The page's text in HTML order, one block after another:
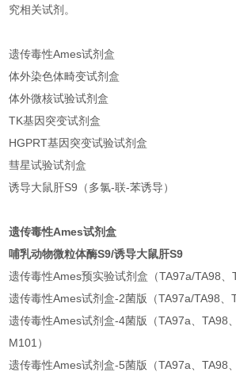
究相关试剂。
遗传毒性Ames试剂盒
体外染色体畸变试剂盒
体外微核试验试剂盒
TK基因突变试剂盒
HGPRT基因突变试验试剂盒
彗星试验试剂盒
诱导大鼠肝S9（多氯-联-苯诱导）
遗传毒性Ames试剂盒
哺乳动物微粒体酶S9/诱导大鼠肝S9
遗传毒性Ames预实验试剂盒（TA97a/TA98、
遗传毒性Ames试剂盒-2菌版（TA97a/TA98、
遗传毒性Ames试剂盒-4菌版（TA97a、TA98
M101）
遗传毒性Ames试剂盒-5菌版（TA97a、TA98